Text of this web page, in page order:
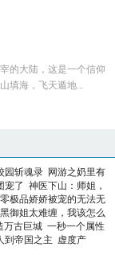
的大陆，这是一个信仰
填海，飞天遁地...
园斩魂录 网游之奶里有
宠了 神医下山：师姐，
极品娇娇被宠的无法无
御姐太难缠，我该怎么
万古巨城 一秒一个属性
到帝国之主 虚度产